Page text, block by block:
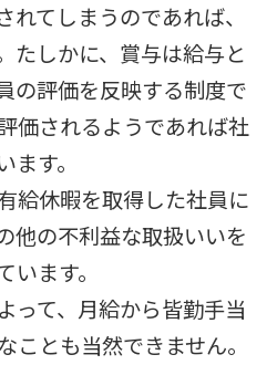
れてしまうのであれば、
たしかに、賞与は給与と
の評価を反映する制度で
価されるようであれば社
す。
給休暇を取得した社員に
他の不利益な取扱いいを
ます。
って、月給から皆勤手当
ことも当然できません。